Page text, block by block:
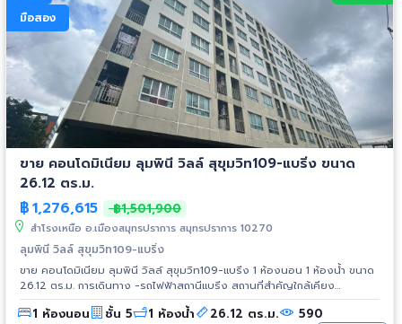
มือสอง
ขาย คอนโดมิเนียม ลุมพินี วิลล์ สุขุมวิท109-แบริ่ง ขนาด
26.12 ตร.ม.
฿1,276,615 ฿1,501,900
สำโรงเหนือ อ.เมืองสมุทรปราการ สมุทรปราการ 10270
ลุมพินี วิลล์ สุขุมวิท109-แบริ่ง
ขาย คอนโดมิเนียม ลุมพินี วิลล์ สุขุมวิท109-แบริ่ง 1 ห้องนอน 1 ห้องน้ำ ขนาด
26.12 ตร.ม. การเดินทาง -รถไฟฟ้าสถานีแบริ่ง สถานที่สำคัญใกล้เคียง
-โรงเรียนนานาชาติ St.Andrew -โรงพยาบาลศิครินทร์ -อิมพีเรียลสำโรง
1 ห้องนอน ชั้น 5 1 ห้องน้ำ 26.12 ตร.ม. 590